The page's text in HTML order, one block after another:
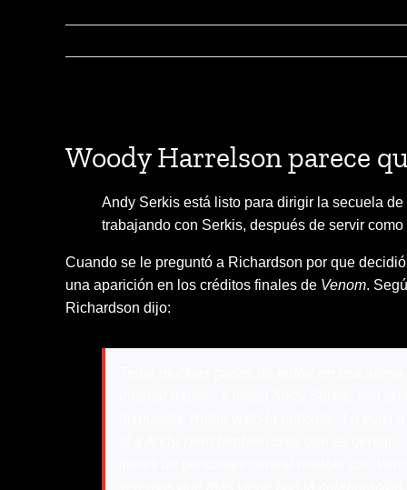
Larger
Image
Woody Harrelson parece
Andy Serkis está listo para dirigir la secuela de
trabajando con Serkis, después de servir
Cuando se le preguntó a Richardson por que
una aparición en los créditos finales de Venom.
Richardson dijo: